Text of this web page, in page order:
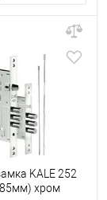
KALE 252
хром